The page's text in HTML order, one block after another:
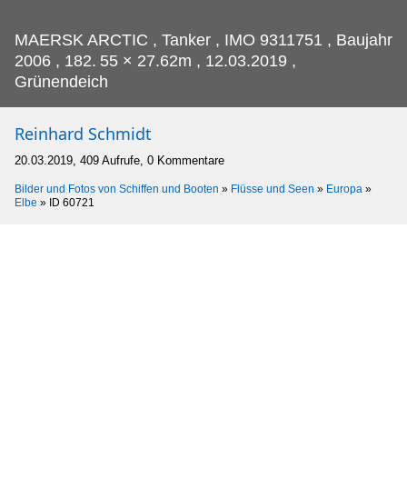
MAERSK ARCTIC , Tanker , IMO 9311751 , Baujahr
2006 , 182. 55 × 27.62m , 12.03.2019 ,
Grünendeich
Reinhard Schmidt
20.03.2019, 409 Aufrufe, 0 Kommentare
Bilder und Fotos von Schiffen und Booten » Flüsse und Seen » Europa »
Elbe » ID 60721